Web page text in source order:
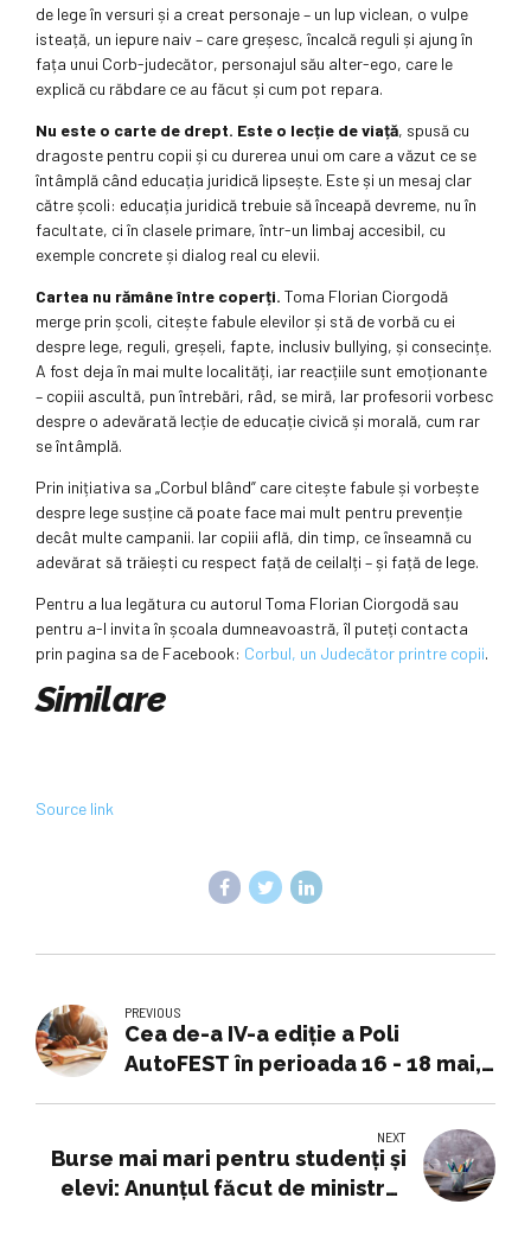
de lege în versuri și a creat personaje – un lup viclean, o vulpe
isteață, un iepure naiv – care greșesc, încalcă reguli și ajung în
fața unui Corb-judecător, personajul său alter-ego, care le
explică cu răbdare ce au făcut și cum pot repara.
Nu este o carte de drept. Este o lecție de viață, spusă cu
dragoste pentru copii și cu durerea unui om care a văzut ce se
întâmplă când educația juridică lipsește. Este și un mesaj clar
către școli: educația juridică trebuie să înceapă devreme, nu în
facultate, ci în clasele primare, într-un limbaj accesibil, cu
exemple concrete și dialog real cu elevii.
Cartea nu rămâne între coperți. Toma Florian Ciorgodă
merge prin școli, citește fabule elevilor și stă de vorbă cu ei
despre lege, reguli, greșeli, fapte, inclusiv bullying, și consecințe.
A fost deja în mai multe localități, iar reacțiile sunt emoționante
– copiii ascultă, pun întrebări, râd, se miră, Iar profesorii vorbesc
despre o adevărată lecție de educație civică și morală, cum rar
se întâmplă.
Prin inițiativa sa „Corbul blând” care citește fabule și vorbește
despre lege susține că poate face mai mult pentru prevenție
decât multe campanii. Iar copiii află, din timp, ce înseamnă cu
adevărat să trăiești cu respect față de ceilalți – și față de lege.
Pentru a lua legătura cu autorul Toma Florian Ciorgodă sau
pentru a-l invita în școala dumneavoastră, îl puteți contacta
prin pagina sa de Facebook: Corbul, un Judecător printre copii.
Similare
Source link
PREVIOUS
Cea de-a IV-a ediție a Poli
AutoFEST în perioada 16 - 18 mai,
NEXT
Burse mai mari pentru studenți și
elevi: Anunțul făcut de ministrul